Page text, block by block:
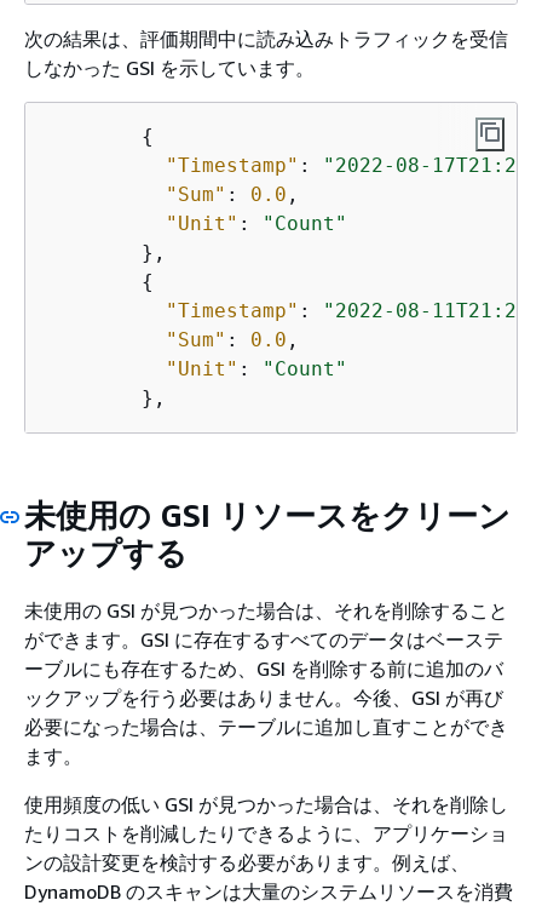
次の結果は、評価期間中に読み込みトラフィックを受信
しなかった GSI を示しています。
{
"Timestamp" :
"2022-08-
"Sum" : 0.0 ,
"Unit" :
"Count"
        },
{
"Timestamp" :
"2022-08-
"Sum" : 0.0 ,
"Unit" :
"Count"
未使用の GSI リソースをクリーン
アップする
未使用の GSI が見つかった場合は、それを削除すること
ができます。GSI に存在するすべてのデータはベーステ
ーブルにも存在するため、GSI を削除する前に追加のバ
ックアップを行う必要はありません。今後、GSI が再び
必要になった場合は、テーブルに追加し直すことができ
ます。
使用頻度の低い GSI が見つかった場合は、それを削除し
たりコストを削減したりできるように、アプリケーショ
ンの設計変更を検討する必要があります。例えば、
DynamoDB のスキャンは大量のシステムリソースを消費